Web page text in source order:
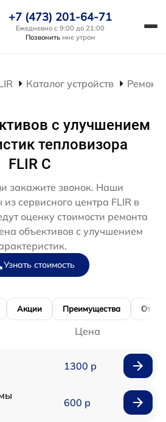
+7 (473) 201-64-71
Ежедневно с 9:00 до 21:00
Позвонить мне утром
Каталог устройств Ремонт
с улучшением
тепловизора
FLIR C
закажите звонок. Наши
сервисного центра FLIR в
оценку стоимости ремонта
объективов с улучшением
Узнать стоимость
Акции Преимущества
Цена
1300 р
600 р